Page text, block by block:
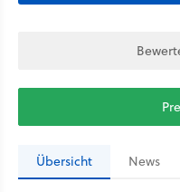
Übersicht News